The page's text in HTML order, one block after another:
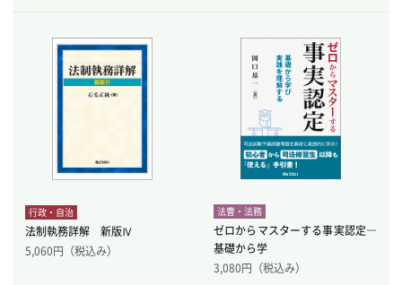
行政・自治
法制執務詳解 新版Ⅳ
5,060円（税込み）
法曹・法務
ゼロからマスターする事実認定―
基礎から学
3,080円（税込み）